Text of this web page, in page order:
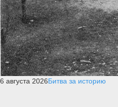
6 августа 2026Битва за историю